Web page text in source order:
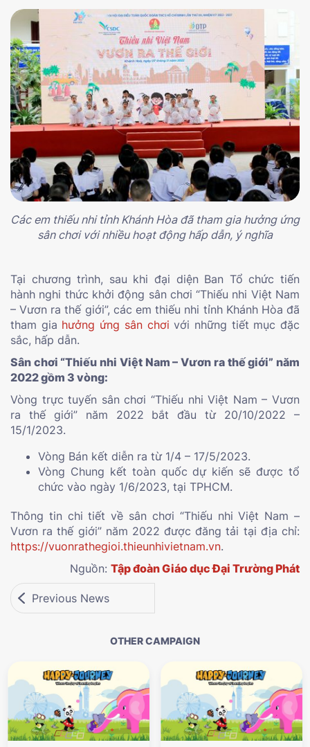
Các em thiếu nhi tỉnh Khánh Hòa đã tham gia hưởng ứng
sân chơi với nhiều hoạt động hấp dẫn, ý nghĩa
Tại chương trình, sau khi đại diện Ban Tổ chức tiến
hành nghi thức khởi động sân chơi “Thiếu nhi Việt Nam
– Vươn ra thế giới”, các em thiếu nhi tỉnh Khánh Hòa đã
tham gia hưởng ứng sân chơivới những tiết mục đặc
sắc, hấp dẫn.
Sân chơi “Thiếu nhi Việt Nam – Vươn ra thế giới” năm
2022 gồm 3 vòng:
Vòng trực tuyến sân chơi “Thiếu nhi Việt Nam – Vươn
ra thế giới” năm 2022 bắt đầu từ 20/10/2022 –
15/1/2023.
Vòng Bán kết diễn ra từ 1/4 – 17/5/2023.
Vòng Chung kết toàn quốc dự kiến sẽ được tổ
chức vào ngày 1/6/2023, tại TPHCM.
Thông tin chi tiết về sân chơi “Thiếu nhi Việt Nam –
Vươn ra thế giới” năm 2022 được đăng tải tại địa chỉ:
https://vuonrathegioi.thieunhivietnam.vn.
Nguồn: Tập đoàn Giáo dục Đại Trường Phát
Previous News
OTHER CAMPAIGN